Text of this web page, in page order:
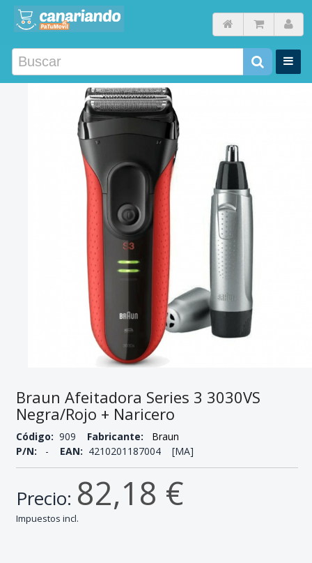
Braun Afeitadora Series 3 3030VS
Negra/Rojo + Naricero
Código: 909 Fabricante:
Braun
P/N:
- EAN: 4210201187004 [MA]
Precio: 82,18 €
Impuestos incl.